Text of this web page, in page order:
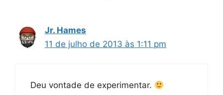
Jr. Hames
11 de julho de 2013 às 1:11 pm
Deu vontade de experimentar.